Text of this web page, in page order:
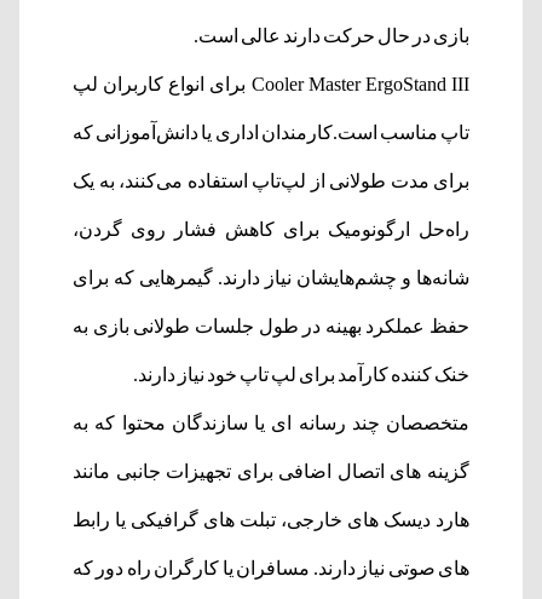
بازی در حال حرکت دارند عالی است.
Cooler Master ErgoStand III برای انواع کاربران لپ
تاپ مناسب است.کارمندان اداری یا دانش‌آموزانی که
برای مدت طولانی از لپ‌تاپ استفاده می‌کنند، به یک
راه‌حل ارگونومیک برای کاهش فشار روی گردن،
شانه‌ها و چشم‌هایشان نیاز دارند. گیمرهایی که برای
حفظ عملکرد بهینه در طول جلسات طولانی بازی به
خنک کننده کارآمد برای لپ تاپ خود نیاز دارند.
متخصصان چند رسانه ای یا سازندگان محتوا که به
گزینه های اتصال اضافی برای تجهیزات جانبی مانند
هارد دیسک های خارجی، تبلت های گرافیکی یا رابط
های صوتی نیاز دارند. مسافران یا کارگران راه دور که